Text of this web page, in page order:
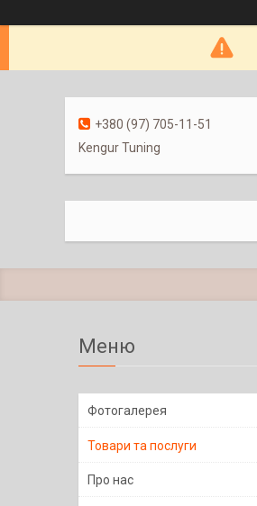
+380 (97) 705-11-51
Kengur Tuning
Фотогалерея
Товари та послуги
Про нас